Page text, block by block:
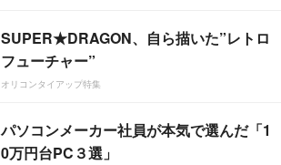
SUPER★DRAGON、自ら描いた”レトロ
フューチャー”
オリコンタイアップ特集
パソコンメーカー社員が本気で選んだ「1
0万円台PC３選」